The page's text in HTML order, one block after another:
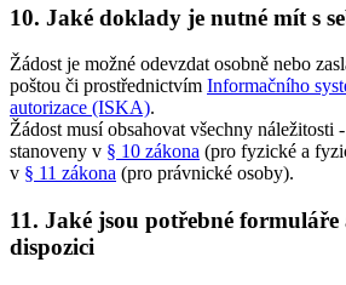
10. Jaké doklady je nutné mít s
Žádost je možné odevzdat osobně nebo
poštou či prostřednictvím Informačního
autorizace (ISKA).
Žádost musí obsahovat všechny náležitosti
stanoveny v § 10 zákona (pro fyzické a
v § 11 zákona (pro právnické osoby).
11. Jaké jsou potřebné formuláře
dispozici